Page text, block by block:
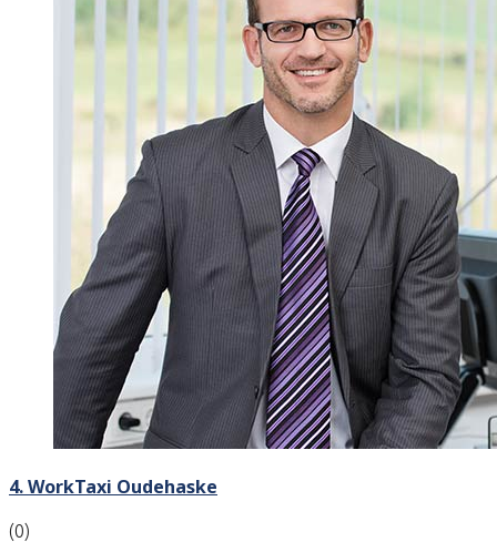
4. WorkTaxi Oudehaske
(0)